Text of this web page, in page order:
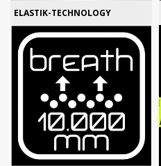
ELASTIK-TECHNOLOGY